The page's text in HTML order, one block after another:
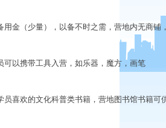
（少量），以备不时之需，营地内无商铺
携带工具入营，如乐器，魔方，画笔
欢的文化科普类书籍，营地图书馆书籍可